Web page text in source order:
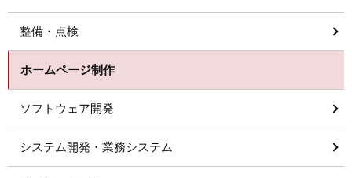
整備・点検
ホームページ制作
ソフトウェア開発
システム開発・業務システム